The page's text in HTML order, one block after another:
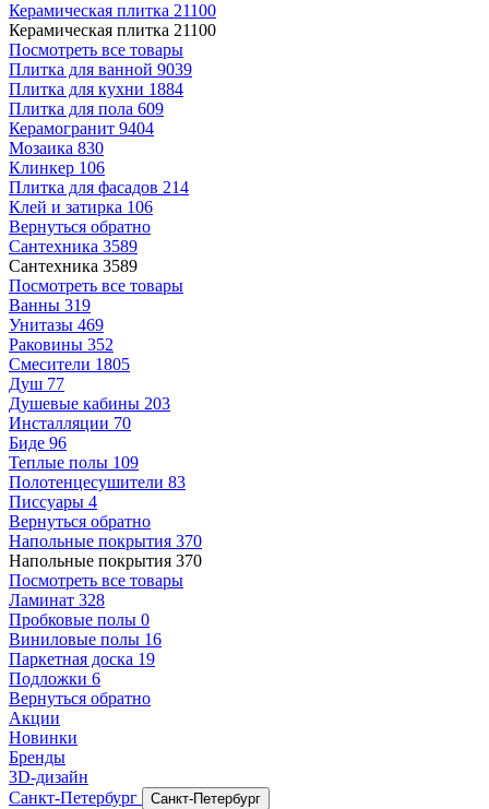
Керамическая плитка 21100
Керамическая плитка 21100
Посмотреть все товары
Плитка для ванной 9039
Плитка для кухни 1884
Плитка для пола 609
Керамогранит 9404
Мозаика 830
Клинкер 106
Плитка для фасадов 214
Клей и затирка 106
Вернуться обратно
Сантехника 3589
Сантехника 3589
Посмотреть все товары
Ванны 319
Унитазы 469
Раковины 352
Смесители 1805
Душ 77
Душевые кабины 203
Инсталляции 70
Биде 96
Теплые полы 109
Полотенцесушители 83
Писсуары 4
Вернуться обратно
Напольные покрытия 370
Напольные покрытия 370
Посмотреть все товары
Ламинат 328
Пробковые полы 0
Виниловые полы 16
Паркетная доска 19
Подложки 6
Вернуться обратно
Акции
Новинки
Бренды
3D-дизайн
Санкт-Петербург
Санкт-Петербург